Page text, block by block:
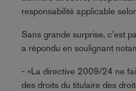
responsabilité applicable
Sans grande surprise, c’est
a répondu en soulignant
- «La directive 2009/24 ne
des droits du titulaire des